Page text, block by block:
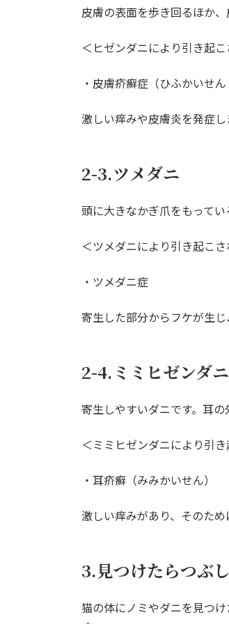
皮膚の表面を歩き回るほか
＜ヒゼンダニにより引き起
・皮膚疥癬症（ひふかいせん
激しい痒みや皮膚炎を発症し
2-3.ツメダニ
頭に大きなかぎ爪をもってい
＜ツメダニにより引き起こ
・ツメダニ症
寄生した部分からフケが生
2-4.ミミヒゼンダニ
寄生しやすいダニです。耳
＜ミミヒゼンダニにより引
・耳疥癬（みみかいせん）
激しい痒みがあり、そのた
3.見つけたらつぶ
猫の体にノミやダニを見つ